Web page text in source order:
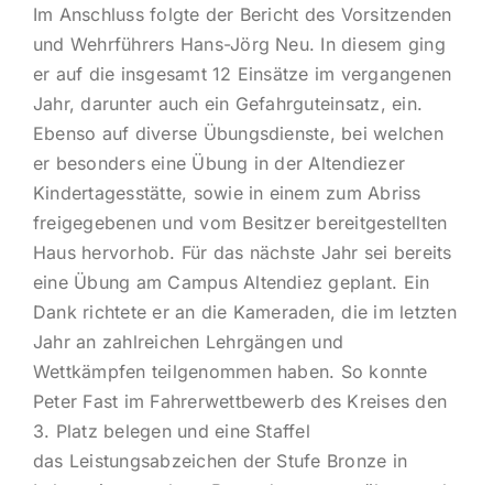
Im Anschluss folgte der Bericht des Vorsitzenden
und Wehrführers Hans-Jörg Neu. In diesem ging
er auf die insgesamt 12 Einsätze im vergangenen
Jahr, darunter auch ein Gefahrguteinsatz, ein.
Ebenso auf diverse Übungsdienste, bei welchen
er besonders eine Übung in der Altendiezer
Kindertagesstätte, sowie in einem zum Abriss
freigegebenen und vom Besitzer bereitgestellten
Haus hervorhob. Für das nächste Jahr sei bereits
eine Übung am Campus Altendiez geplant. Ein
Dank richtete er an die Kameraden, die im letzten
Jahr an zahlreichen Lehrgängen und
Wettkämpfen teilgenommen haben. So konnte
Peter Fast im Fahrerwettbewerb des Kreises den
3. Platz belegen und eine Staffel
das Leistungsabzeichen der Stufe Bronze in